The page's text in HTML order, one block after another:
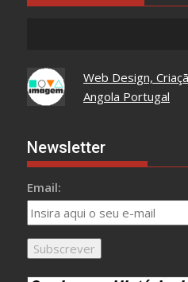
Web Design,
Angola Portugal
Newsletter
Email: